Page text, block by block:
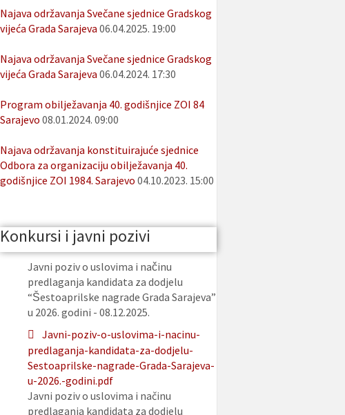
Najava održavanja Svečane sjednice Gradskog
vijeća Grada Sarajeva 06.04.2025. 19:00
Najava održavanja Svečane sjednice Gradskog
vijeća Grada Sarajeva 06.04.2024. 17:30
Program obilježavanja 40. godišnjice ZOI 84
Sarajevo 08.01.2024. 09:00
Najava održavanja konstituirajuće sjednice
Odbora za organizaciju obilježavanja 40.
godišnjice ZOI 1984. Sarajevo 04.10.2023. 15:00
Konkursi i javni pozivi
Javni poziv o uslovima i načinu
predlaganja kandidata za dodjelu
“Šestoaprilske nagrade Grada Sarajeva”
u 2026. godini - 08.12.2025.
Javni-poziv-o-uslovima-i-nacinu-
predlaganja-kandidata-za-dodjelu-
Sestoaprilske-nagrade-Grada-Sarajeva-
u-2026.-godini.pdf
Javni poziv o uslovima i načinu
predlaganja kandidata za dodjelu